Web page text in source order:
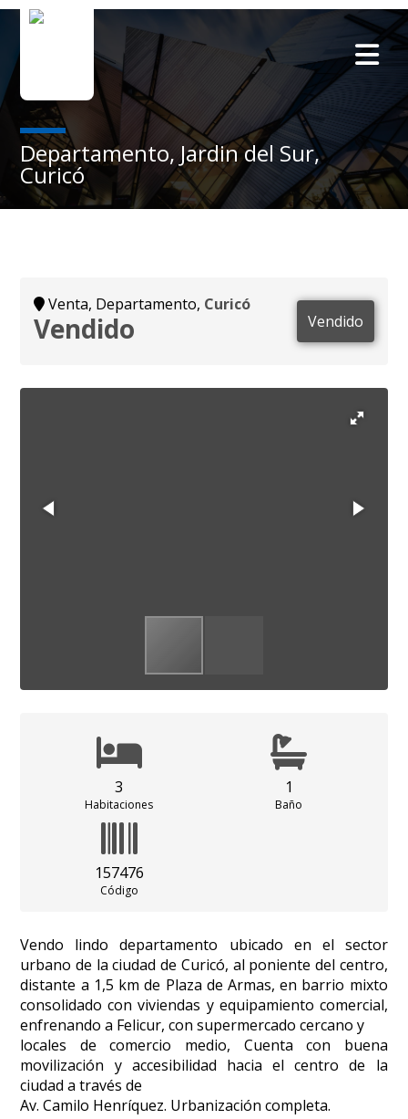
Departamento, Jardin del Sur,
Curicó
Venta, Departamento, Curicó
Vendido Vendido
3
Habitaciones
1
Baño
157476
Código
Vendo lindo departamento ubicado en el sector
urbano de la ciudad de Curicó, al poniente del centro,
distante a 1,5 km de Plaza de Armas, en barrio mixto
consolidado con viviendas y equipamiento comercial,
enfrenando a Felicur, con supermercado cercano y
locales de comercio medio, Cuenta con buena
movilización y accesibilidad hacia el centro de la
ciudad a través de
Av. Camilo Henríquez. Urbanización completa.